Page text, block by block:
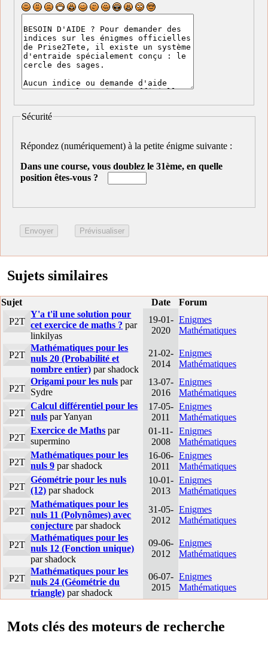
Sécurité
Répondez (numériquement) à la petite énigme suivante :
Dans une course, vous doublez le 31ème, en quelle
position êtes-vous ?
Sujets similaires
Sujet Date
Forum
P2T
Y'a t'il une solution pour
cet exercice de maths ? par
linkilyas
19-01-
2020
Enigmes
Mathématiques
P2T
Mathématiques pour les
nuls 20 (Probabilité et
nombre entier) par shadock
21-02-
2014
Enigmes
Mathématiques
P2T
Origami pour les nuls par
Sydre
13-07-
2016
Enigmes
Mathématiques
P2T
Calcul différentiel pour les
nuls par Yanyan
17-05-
2011
Enigmes
Mathématiques
P2T
Exercice de Maths par
supermino
01-11-
2008
Enigmes
Mathématiques
P2T
Mathématiques pour les
nuls 9 par shadock
16-06-
2011
Enigmes
Mathématiques
P2T
Géométrie pour les nuls
(12) par shadock
10-01-
2013
Enigmes
Mathématiques
P2T
Mathématiques pour les
nuls 11 (Polynômes) avec
conjecture par shadock
31-05-
2012
Enigmes
Mathématiques
P2T
Mathématiques pour les
nuls 12 (Fonction unique)
par shadock
09-06-
2012
Enigmes
Mathématiques
P2T
Mathématiques pour les
nuls 24 (Géométrie du
triangle) par shadock
06-07-
2015
Enigmes
Mathématiques
Mots clés des moteurs de recherche